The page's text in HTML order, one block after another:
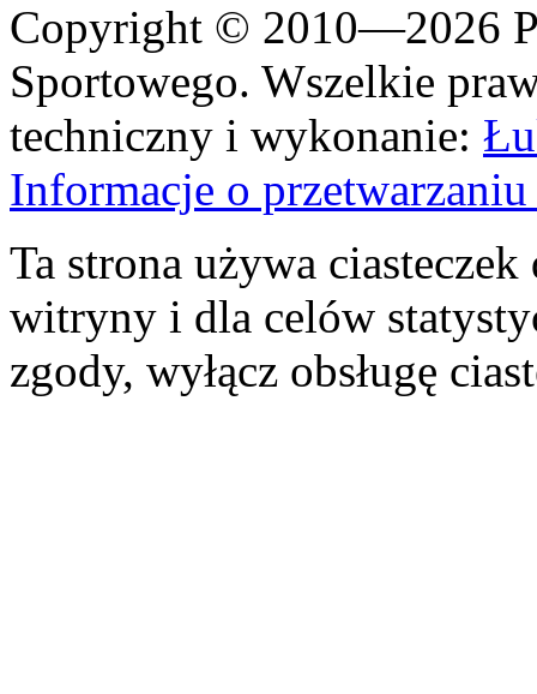
Copyright © 2010—2026
Sportowego. Wszelkie
techniczny i wykonanie:
Informacje o
Ta strona używa
witryny i dla celów
zgody, wyłącz obsługę